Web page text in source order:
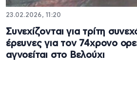
23.02.2026, 11:20
Συνεχίζονται για τρίτη
έρευνες για τον 74χρονο
αγνοείται στο Βελούχι